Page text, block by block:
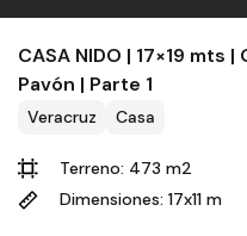
CASA NIDO | 17×19 mts
Pavón | Parte 1
Veracruz Casa
Terreno: 473 m2
Dimensiones: 17x11 m